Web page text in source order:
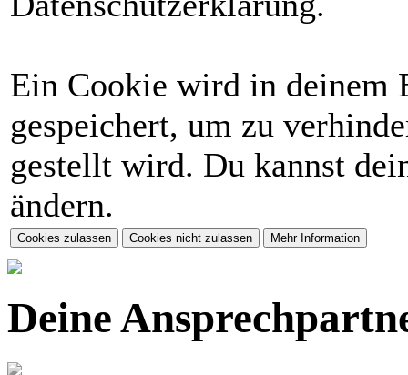
Ein Cookie wird in deinem
gespeichert, um zu
gestellt wird. Du kannst
ändern.
Deine